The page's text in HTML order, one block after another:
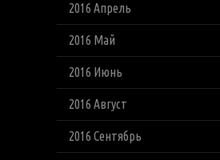
2016 Апрель
2016 Май
2016 Июнь
2016 Август
2016 Сентябрь